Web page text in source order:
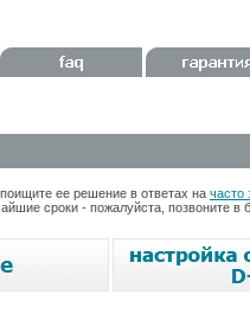
ее решение в ответах на часто
сроки - пожалуйста, позвоните в